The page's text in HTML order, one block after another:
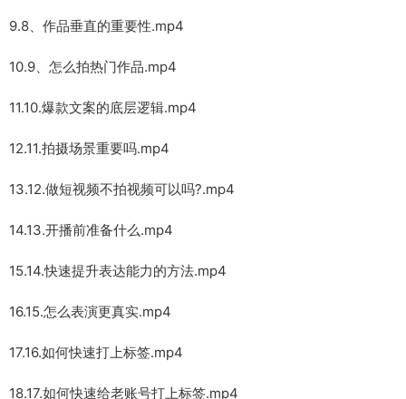
9.8、作品垂直的重要性.mp4
10.9、怎么拍热门作品.mp4
11.10.爆款文案的底层逻辑.mp4
12.11.拍摄场景重要吗.mp4
13.12.做短视频不拍视频可以吗?.mp4
14.13.开播前准备什么.mp4
15.14.快速提升表达能力的方法.mp4
16.15.怎么表演更真实.mp4
17.16.如何快速打上标签.mp4
18.17.如何快速给老账号打上标签.mp4